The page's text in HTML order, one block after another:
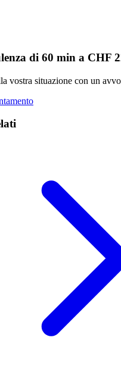
di 60 min a CHF
vostra situazione con un